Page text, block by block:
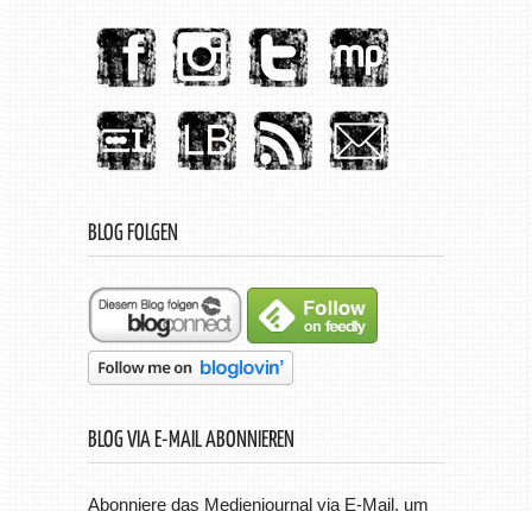
BLOG FOLGEN
BLOG VIA E-MAIL ABONNIEREN
Abonniere das Medienjournal via E-Mail, um